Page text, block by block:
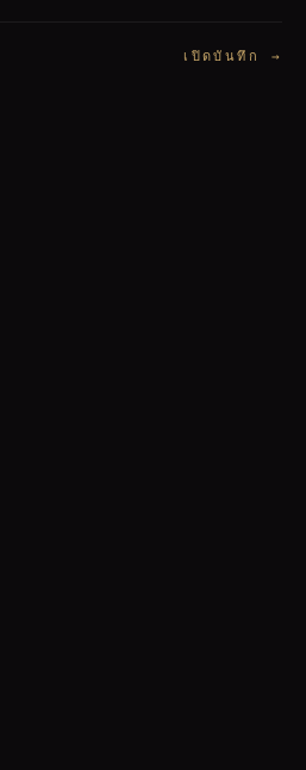
เปิดบันทึก →